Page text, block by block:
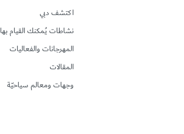
اكتشف دبي
نشاطات يُمكنك القيام بها
المهرجانات والفعاليات
المقالات
وجهات ومعالم سياحيّة